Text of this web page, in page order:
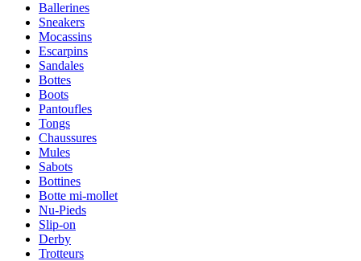
Ballerines
Sneakers
Mocassins
Escarpins
Sandales
Bottes
Boots
Pantoufles
Tongs
Chaussures
Mules
Sabots
Bottines
Botte mi-mollet
Nu-Pieds
Slip-on
Derby
Trotteurs